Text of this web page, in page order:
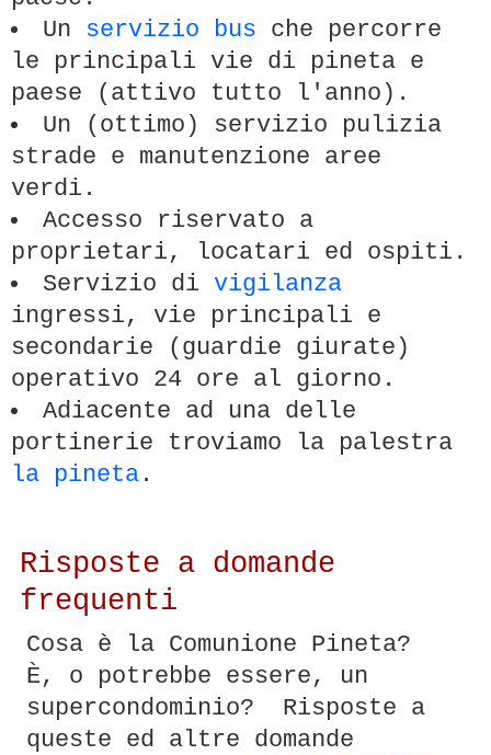
Un servizio bus che percorre
le principali vie di pineta e
paese (attivo tutto l'anno).
Un (ottimo) servizio pulizia
strade e manutenzione aree
verdi.
Accesso riservato a
proprietari, locatari ed ospiti.
Servizio di vigilanza
ingressi, vie principali e
secondarie (guardie giurate)
operativo 24 ore al giorno.
Adiacente ad una delle
portinerie troviamo la palestra
la pineta.
Risposte a domande
frequenti
Cosa è la Comunione Pineta?
È, o potrebbe essere, un
supercondominio? Risposte a
queste ed altre domande